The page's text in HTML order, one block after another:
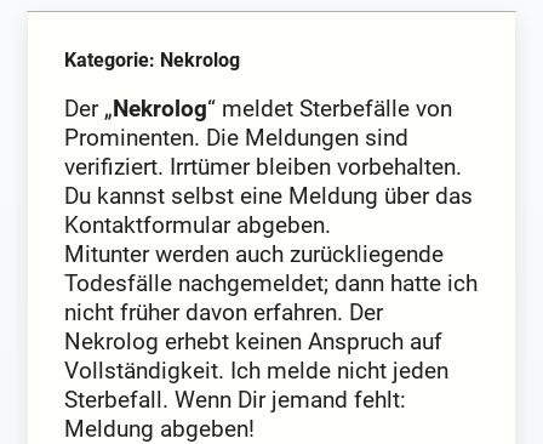
Kategorie: Nekrolog
Der „Nekrolog“ meldet Sterbefälle von
Prominenten. Die Meldungen sind
verifiziert. Irrtümer bleiben vorbehalten.
Du kannst selbst eine Meldung über das
Kontaktformular abgeben.
Mitunter werden auch zurückliegende
Todesfälle nachgemeldet; dann hatte ich
nicht früher davon erfahren. Der
Nekrolog erhebt keinen Anspruch auf
Vollständigkeit. Ich melde nicht jeden
Sterbefall. Wenn Dir jemand fehlt:
Meldung abgeben!